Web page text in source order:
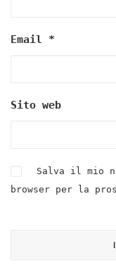
Email *
Sito web
Salva il mio
browser per la